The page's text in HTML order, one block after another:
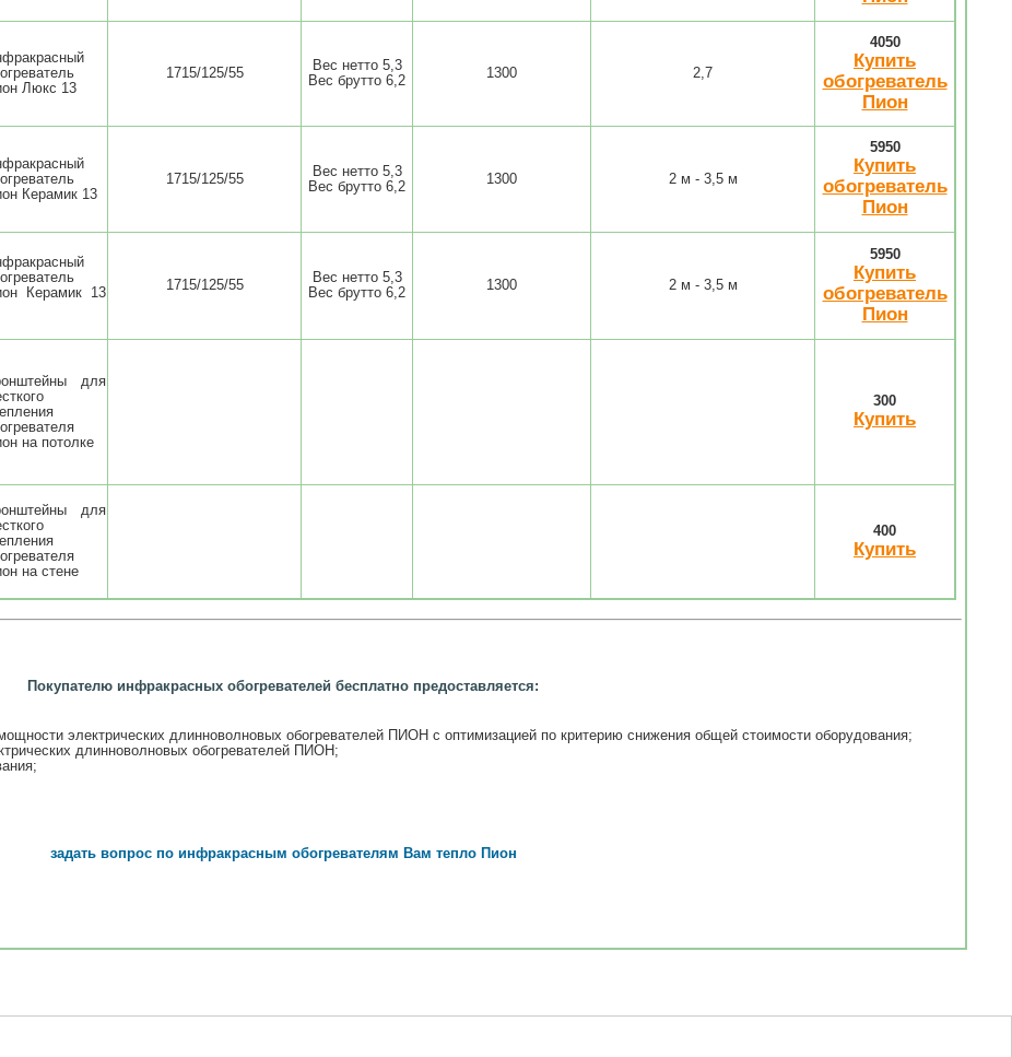
Люкс 13
1715/125/55
Вес нетто 5,3
Вес брутто 6,2
1300 2,7
4050
Купить
обогреватель
Пион
Керамик 13
1715/125/55
Вес нетто 5,3
Вес брутто 6,2
1300 2 м - 3,5 м
5950
Купить
обогреватель
Пион
Керамик 13
1715/125/55
Вес нетто 5,3
Вес брутто 6,2
1300 2 м - 3,5 м
5950
Купить
обогреватель
Пион
для
на потолке
300
Купить
для
на стене
400
Купить
Покупателю инфракрасных обогревателей бесплатно предоставляется:
электрических длинноволновых обогревателей ПИОН с оптимизацией по критерию снижения общей стоимости оборудования;
длинноволновых обогревателей ПИОН;
задать вопрос по инфракрасным обогревателям Вам тепло Пион